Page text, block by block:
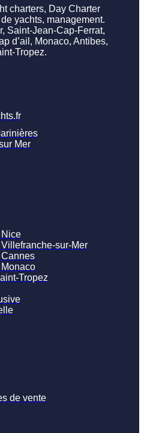
charters, Day Charter
yachts, management.
Saint-Jean-Cap-Ferrat,
d’ail, Monaco, Antibes,
Tropez.
Mer
Nice
sur-Mer
Cannes
Tropez
de vente